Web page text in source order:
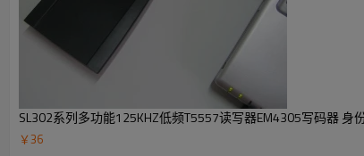
SL302系列多功能125KHZ低频T5557读写器EM4305写码器 身
￥36